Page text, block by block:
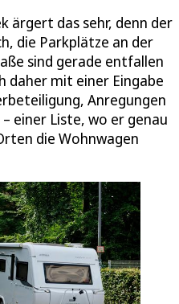
ärgert das sehr, denn der
die Parkplätze an der
sind gerade entfallen
daher mit einer Eingabe
Anregungen
einer Liste, wo er genau
die Wohnwagen